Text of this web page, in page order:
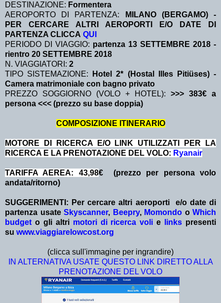
DESTINAZIONE: Formentera
AEROPORTO DI PARTENZA:
MILANO (BERGAMO) -
PER CERCARE ALTRI AEROPORTI E/O DATE DI
PARTENZA CLICCA QUI
PERIODO DI VIAGGIO: partenza 13 SETTEMBRE 2018 -
rientro 20 SETTEMBRE 2018
N. VIAGGIATORI: 2
TIPO SISTEMAZIONE:
Hotel 2* (Hostal Illes Pitiüses) -
Camera matrimoniale con bagno privato
PREZZO SOGGIORNO (VOLO + HOTEL): >>> 383€ a
persona <<< (prezzo su base doppia)
COMPOSIZIONE ITINERARIO
MOTORE DI RICERCA E/O LINK UTILIZZATI PER LA
RICERCA E LA PRENOTAZIONE DEL VOLO: Ryanair
TARIFFA AEREA: 43,98€ (prezzo per persona volo
andata/ritorno)
SUGGERIMENTI: Per cercare altri aeroporti e/o date di
partenza usate Skyscanner, Beepry, Momondo o Which
budget o gli altri motori di ricerca voli e links presenti
su www.viaggiarelowcost.org
(clicca sull'immagine per ingrandire)
IN ALTERNATIVA USATE QUESTO LINK DIRETTO ALLA
PRENOTAZIONE DEL VOLO